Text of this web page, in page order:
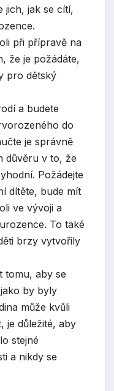
jich, jak se cítí,
při přípravě na
že je požádáte,
pro dětský
a budete
do
je správně
důvěru v to, že
Požádejte
dítěte, bude mít
ve vývoji a
To také
brzy vytvořily
tomu, aby se
by byly
může kvůli
je důležité, aby
stejné
a nikdy se